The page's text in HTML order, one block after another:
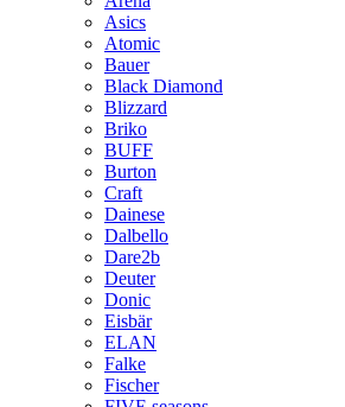
Asics
Atomic
Bauer
Black Diamond
Blizzard
Briko
BUFF
Burton
Craft
Dainese
Dalbello
Dare2b
Deuter
Donic
Eisbär
ELAN
Falke
Fischer